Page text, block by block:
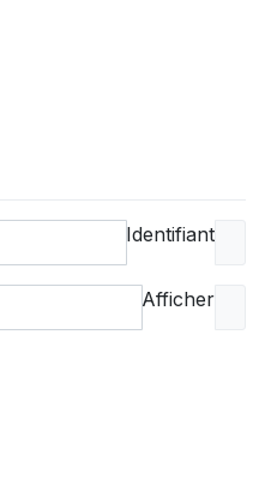
Identifiant
Afficher